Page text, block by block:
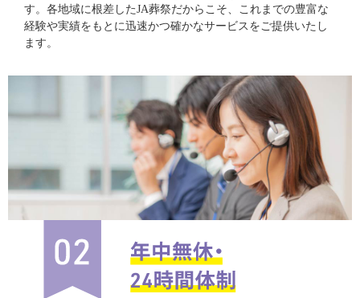
す。各地域に根差したJA葬祭だからこそ、これまでの豊富な
経験や実績をもとに迅速かつ確かなサービスをご提供いたし
ます。